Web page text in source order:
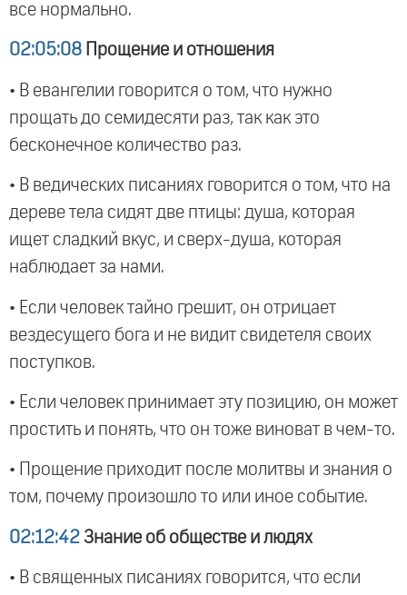
все нормально.
02:05:08 Прощение и отношения
• В евангелии говорится о том, что нужно
прощать до семидесяти раз, так как это
бесконечное количество раз.
• В ведических писаниях говорится о том, что на
дереве тела сидят две птицы: душа, которая
ищет сладкий вкус, и сверх-душа, которая
наблюдает за нами.
• Если человек тайно грешит, он отрицает
вездесущего бога и не видит свидетеля своих
поступков.
• Если человек принимает эту позицию, он может
простить и понять, что он тоже виноват в чем-то.
• Прощение приходит после молитвы и знания о
том, почему произошло то или иное событие.
02:12:42 Знание об обществе и людях
• В священных писаниях говорится, что если